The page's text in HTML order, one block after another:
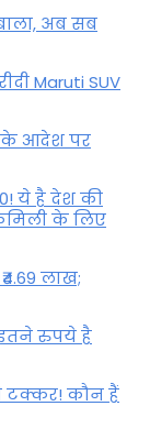
अब सब
Maruti SUV
के आदेश पर
ये है देश की
के लिए
लाख;
इतने रुपये है
टक्कर! कौन हैं